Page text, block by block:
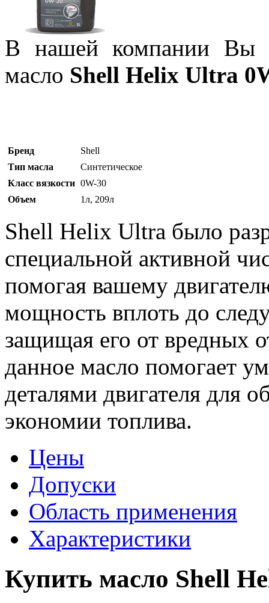
В нашей компании Вы
масло Shell Helix Ultra
Бренд
Shell
Тип масла
Синтетическое
Класс вязкости 0W-30
Объем
1л, 209л
Shell Helix Ultra было
специальной активной
помогая вашему
мощность вплоть до
защищая его от вредных
данное масло помогает
деталями двигателя для
экономии топлива.
Цены
Допуски
Область применения
Характеристики
Купить масло Shell